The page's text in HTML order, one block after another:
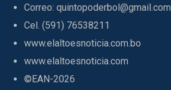
Correo: quintopoderbol@gmail.com
Cel. (591) 76538211
www.elaltoesnoticia.com.bo
www.elaltoesnoticia.com
©EAN-2026